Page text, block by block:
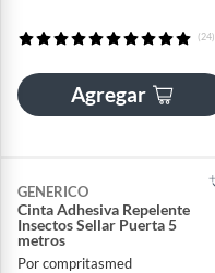
(24)
Agregar
GENERICO
Cinta Adhesiva Repelente
Insectos Sellar Puerta 5
metros
Por compritasmed